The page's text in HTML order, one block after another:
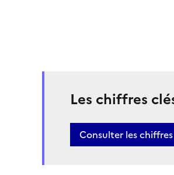
Les chiffres
Bouton
Consulter les chiffres